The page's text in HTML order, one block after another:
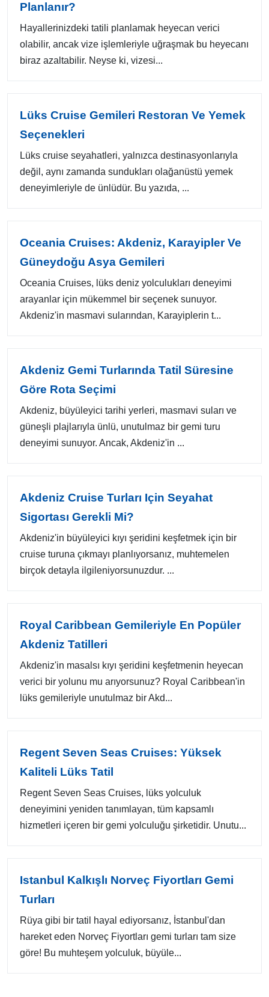
Planlanır?
Hayallerinizdeki tatili planlamak heyecan verici
olabilir, ancak vize işlemleriyle uğraşmak bu heyecanı
biraz azaltabilir. Neyse ki, vizesi...
Lüks Cruise Gemileri Restoran Ve Yemek
Seçenekleri
Lüks cruise seyahatleri, yalnızca destinasyonlarıyla
değil, aynı zamanda sundukları olağanüstü yemek
deneyimleriyle de ünlüdür. Bu yazıda, ...
Oceania Cruises: Akdeniz, Karayipler Ve
Güneydoğu Asya Gemileri
Oceania Cruises, lüks deniz yolculukları deneyimi
arayanlar için mükemmel bir seçenek sunuyor.
Akdeniz'in masmavi sularından, Karayiplerin t...
Akdeniz Gemi Turlarında Tatil Süresine
Göre Rota Seçimi
Akdeniz, büyüleyici tarihi yerleri, masmavi suları ve
güneşli plajlarıyla ünlü, unutulmaz bir gemi turu
deneyimi sunuyor. Ancak, Akdeniz'in ...
Akdeniz Cruise Turları Için Seyahat
Sigortası Gerekli Mi?
Akdeniz'in büyüleyici kıyı şeridini keşfetmek için bir
cruise turuna çıkmayı planlıyorsanız, muhtemelen
birçok detayla ilgileniyorsunuzdur. ...
Royal Caribbean Gemileriyle En Popüler
Akdeniz Tatilleri
Akdeniz'in masalsı kıyı şeridini keşfetmenin heyecan
verici bir yolunu mu arıyorsunuz? Royal Caribbean'in
lüks gemileriyle unutulmaz bir Akd...
Regent Seven Seas Cruises: Yüksek
Kaliteli Lüks Tatil
Regent Seven Seas Cruises, lüks yolculuk
deneyimini yeniden tanımlayan, tüm kapsamlı
hizmetleri içeren bir gemi yolculuğu şirketidir. Unutu...
Istanbul Kalkışlı Norveç Fiyortları Gemi
Turları
Rüya gibi bir tatil hayal ediyorsanız, İstanbul'dan
hareket eden Norveç Fiyortları gemi turları tam size
göre! Bu muhteşem yolculuk, büyüle...